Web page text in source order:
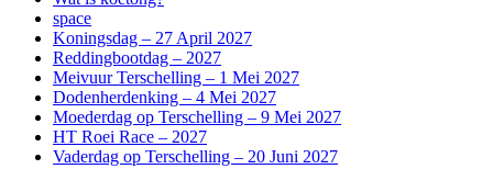
space
Koningsdag – 27 April 2027
Reddingbootdag – 2027
Meivuur Terschelling – 1 Mei 2027
Dodenherdenking – 4 Mei 2027
Moederdag op Terschelling – 9 Mei 2027
HT Roei Race – 2027
Vaderdag op Terschelling – 20 Juni 2027